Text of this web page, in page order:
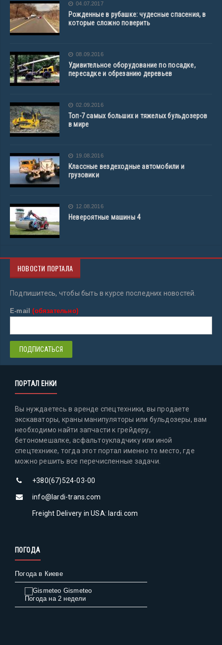
04.07.2017
Рожденные в рубашке: чудесные спасения, в
которые сложно поверить
08.09.2016
Удивительное оборудование по посадке,
пересадке и обрезанию деревьев
02.09.2016
Топ-7 самых больших и тяжелых бульдозеров
в мире
19.08.2016
Классные вездеходные автомобили и
грузовики
12.08.2016
Невероятные машины 4
НОВОСТИ ПОРТАЛА
Подпишитесь, чтобы быть в курсе последних новостей.
E-mail(обязательно)
ПОРТАЛ ЕНКИ
Вы нуждаетесь в аренде спецтехники, вы продаете
экскаваторы, краны манипуляторы или бульдозеры, вам
необходимо найти запчасти к грейдеру,
бетономешалке, асфальтоукладчику или иной
спецтехнике, тогда этот портал именно то место, где
можно решить все перечисленные задачи.
+380(67)524-03-00
info@lardi-trans.com
Freight Delivery in USA: lardi.com
ПОГОДА
Погода в Киеве
Gismeteo
Погода на 2 недели